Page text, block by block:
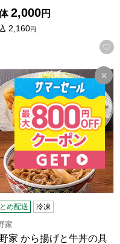
入りに登録する
2,000円
2,160円
吉野家豚丼)各5袋 計10袋
野家 から揚げと牛丼の具
め配送 冷凍
家
家 から揚げと牛丼の具